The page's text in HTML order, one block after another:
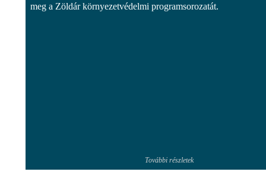
meg a Zöldár környezetvédelmi programsorozatát.
További részletek